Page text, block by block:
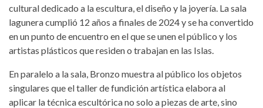
cultural dedicado a la escultura, el diseño y la joyería. La sala
lagunera cumplió 12 años a finales de 2024 y se ha convertido
en un punto de encuentro en el que se unen el público y los
artistas plásticos que residen o trabajan en las Islas.
En paralelo a la sala, Bronzo muestra al público los objetos
singulares que el taller de fundición artística elabora al
aplicar la técnica escultórica no solo a piezas de arte, sino